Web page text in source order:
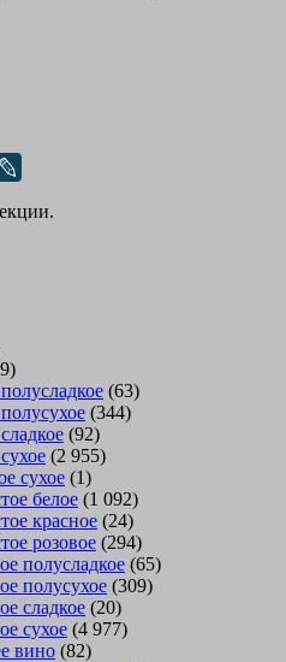
(63)
(344)
(92)
(2 955)
сухое (1)
белое (1 092)
красное (24)
розовое (294)
полусладкое (65)
полусухое (309)
сладкое (20)
сухое (4 977)
вино (82)